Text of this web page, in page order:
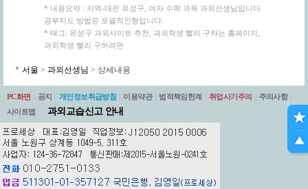
* 내용요약 : 지역-대전 유성구, 여자 수학 과목 과외선생님입니다.
공부지도 방법은 포괄적인형입니다.
* 태그: 유성구 과외사이트 추천, 과외학생 빨리 구하는 홈페이지,
과외학생 빨리 구하려면
서울 > 과외선생님 > 상세내용
PC화면 공지 개인정보취급방침 이용약관 법적책임한계 취업사기주의 주의사항
사이트맵
과외교습신고 안내